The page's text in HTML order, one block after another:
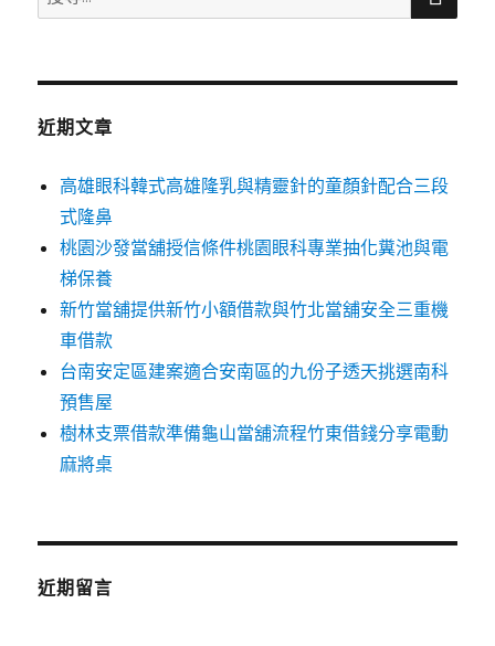
尋
鍵
近期文章
高雄眼科韓式高雄隆乳與精靈針的童顏針配合三段
式隆鼻
桃園沙發當舖授信條件桃園眼科專業抽化糞池與電
梯保養
新竹當舖提供新竹小額借款與竹北當舖安全三重機
車借款
台南安定區建案適合安南區的九份子透天挑選南科
預售屋
樹林支票借款準備龜山當舖流程竹東借錢分享電動
麻將桌
近期留言